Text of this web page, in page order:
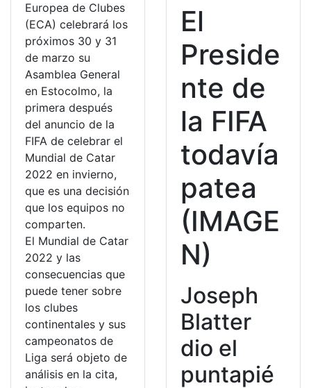
Europea de Clubes
(ECA) celebrará los
próximos 30 y 31
de marzo su
Asamblea General
en Estocolmo, la
primera después
del anuncio de la
FIFA de celebrar el
Mundial de Catar
2022 en invierno,
que es una decisión
que los equipos no
comparten.
El Mundial de Catar
2022 y las
consecuencias que
puede tener sobre
los clubes
continentales y sus
campeonatos de
Liga será objeto de
análisis en la cita,
El
Preside
nte de
la FIFA
todavía
patea
(IMAGE
N)
Joseph
Blatter
dio el
puntapié